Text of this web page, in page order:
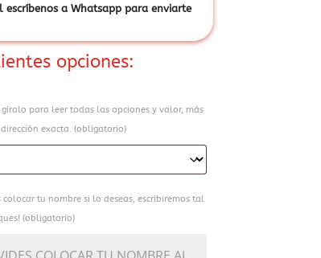
escríbenos a Whatsapp para enviarte
opciones:
gíralo para leer todas las opciones y valor, más
exacta. (obligatorio)
colocar tu nombre si lo deseas, escribiremos tal
(obligatorio)